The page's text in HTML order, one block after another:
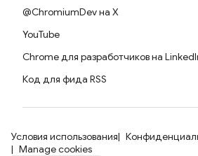
@ChromiumDev на X
YouTube
Chrome для разработчиков на
Код для фида RSS
Условия использования
Manage cookies